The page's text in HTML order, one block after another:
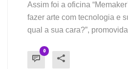
Assim foi a oficina
fazer arte com tecnologia e
qual a sua cara?”,
0